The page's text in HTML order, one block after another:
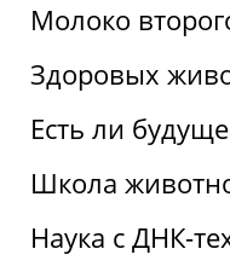
Молоко
Здоровых
Есть ли
Школа
Наука с ДНК-